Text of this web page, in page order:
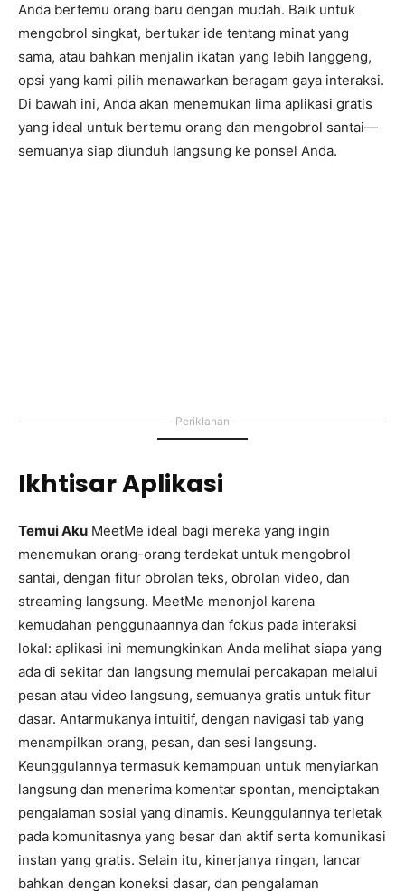
Anda bertemu orang baru dengan mudah. Baik untuk
mengobrol singkat, bertukar ide tentang minat yang
sama, atau bahkan menjalin ikatan yang lebih langgeng,
opsi yang kami pilih menawarkan beragam gaya interaksi.
Di bawah ini, Anda akan menemukan lima aplikasi gratis
yang ideal untuk bertemu orang dan mengobrol santai—
semuanya siap diunduh langsung ke ponsel Anda.
Periklanan
Ikhtisar Aplikasi
Temui Aku MeetMe ideal bagi mereka yang ingin
menemukan orang-orang terdekat untuk mengobrol
santai, dengan fitur obrolan teks, obrolan video, dan
streaming langsung. MeetMe menonjol karena
kemudahan penggunaannya dan fokus pada interaksi
lokal: aplikasi ini memungkinkan Anda melihat siapa yang
ada di sekitar dan langsung memulai percakapan melalui
pesan atau video langsung, semuanya gratis untuk fitur
dasar. Antarmukanya intuitif, dengan navigasi tab yang
menampilkan orang, pesan, dan sesi langsung.
Keunggulannya termasuk kemampuan untuk menyiarkan
langsung dan menerima komentar spontan, menciptakan
pengalaman sosial yang dinamis. Keunggulannya terletak
pada komunitasnya yang besar dan aktif serta komunikasi
instan yang gratis. Selain itu, kinerjanya ringan, lancar
bahkan dengan koneksi dasar, dan pengalaman